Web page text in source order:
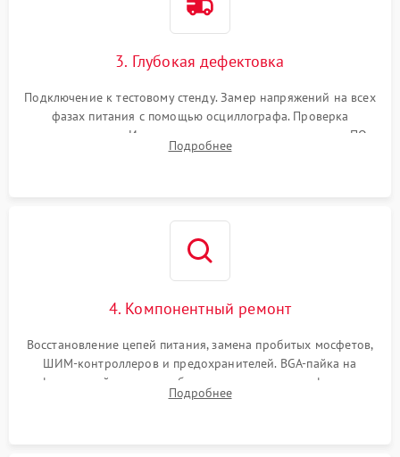
3. Глубокая дефектовка
Подключение к тестовому стенду. Замер напряжений на всех
фазах питания с помощью осциллографа. Проверка
инициализации. Использование специализированного ПО
MATS
Подробнее
4. Компонентный ремонт
Восстановление цепей питания, замена пробитых мосфетов,
ШИМ-контроллеров и предохранителей. BGA-пайка на
инфракрасной станции реболлинг или замена графического
чипа и дефектной памяти GDDR. Прошивка BIOS
Подробнее